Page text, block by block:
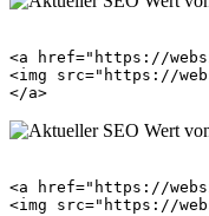
<a href="https://
<img src="https://
<a href="https://
<img src="https://